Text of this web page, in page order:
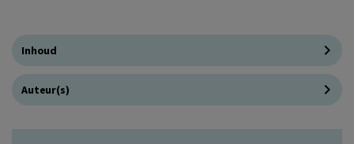
Inhoud
Auteur(s)